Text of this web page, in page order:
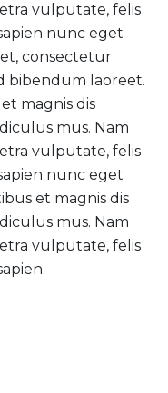
vulputate, felis
nunc eget
consectetur
bibendum laoreet.
magnis dis
mus. Nam
vulputate, felis
nunc eget
et magnis dis
mus. Nam
vulputate, felis